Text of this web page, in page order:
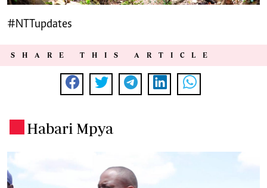
#NTTupdates
SHARE THIS ARTICLE
Habari Mpya